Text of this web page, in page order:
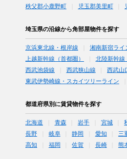
秩父郡小鹿野町
児玉郡美里町
埼玉県の沿線から角部屋物件を探す
京浜東北線・根岸線 湘南新宿ライ
上越新幹線（首都圏）
北陸新幹線
西武池袋線
西武狭山線 西武山
東武伊勢崎線・スカイツリーライン
都道府県別に賃貸物件を探す
北海道 青森 岩手 宮城
長野
岐阜 静岡 愛知 三
高知
福岡 佐賀 長崎 熊